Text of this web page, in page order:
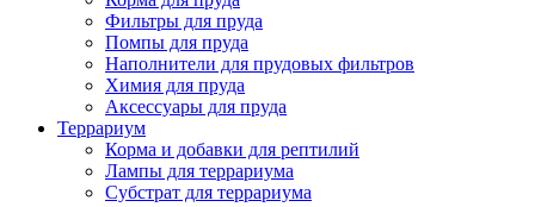
Фильтры для пруда
Помпы для пруда
Наполнители для прудовых фильтров
Химия для пруда
Аксессуары для пруда
Террариум
Корма и добавки для рептилий
Лампы для террариума
Субстрат для террариума